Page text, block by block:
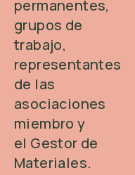
permanentes,
grupos de
trabajo,
representantes
de las
asociaciones
miembro y
el Gestor de
Materiales.